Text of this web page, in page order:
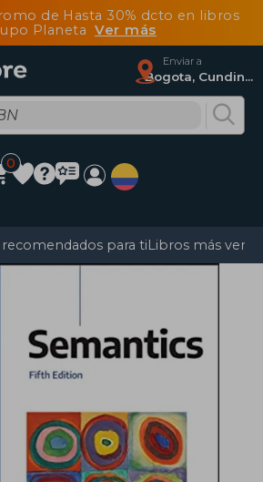
de Hasta 30% dcto en libros
Planeta Ver más
Enviar a
Bogota, Cundinamarca
0
para tiLibros más